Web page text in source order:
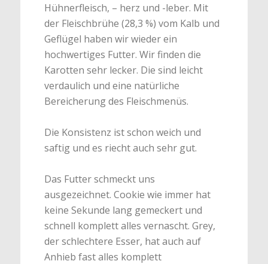
Hühnerfleisch, – herz und -leber. Mit
der Fleischbrühe (28,3 %) vom Kalb und
Geflügel haben wir wieder ein
hochwertiges Futter. Wir finden die
Karotten sehr lecker. Die sind leicht
verdaulich und eine natürliche
Bereicherung des Fleischmenüs.
Die Konsistenz ist schon weich und
saftig und es riecht auch sehr gut.
Das Futter schmeckt uns
ausgezeichnet. Cookie wie immer hat
keine Sekunde lang gemeckert und
schnell komplett alles vernascht. Grey,
der schlechtere Esser, hat auch auf
Anhieb fast alles komplett